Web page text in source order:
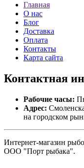
Главная
О нас
Блог
Доставка
Оплата
Контакты
Карта сайта
Контактная
Рабочие часы:
Адрес:
на городском
Интернет-магазин
ООО "Порт рыбака".